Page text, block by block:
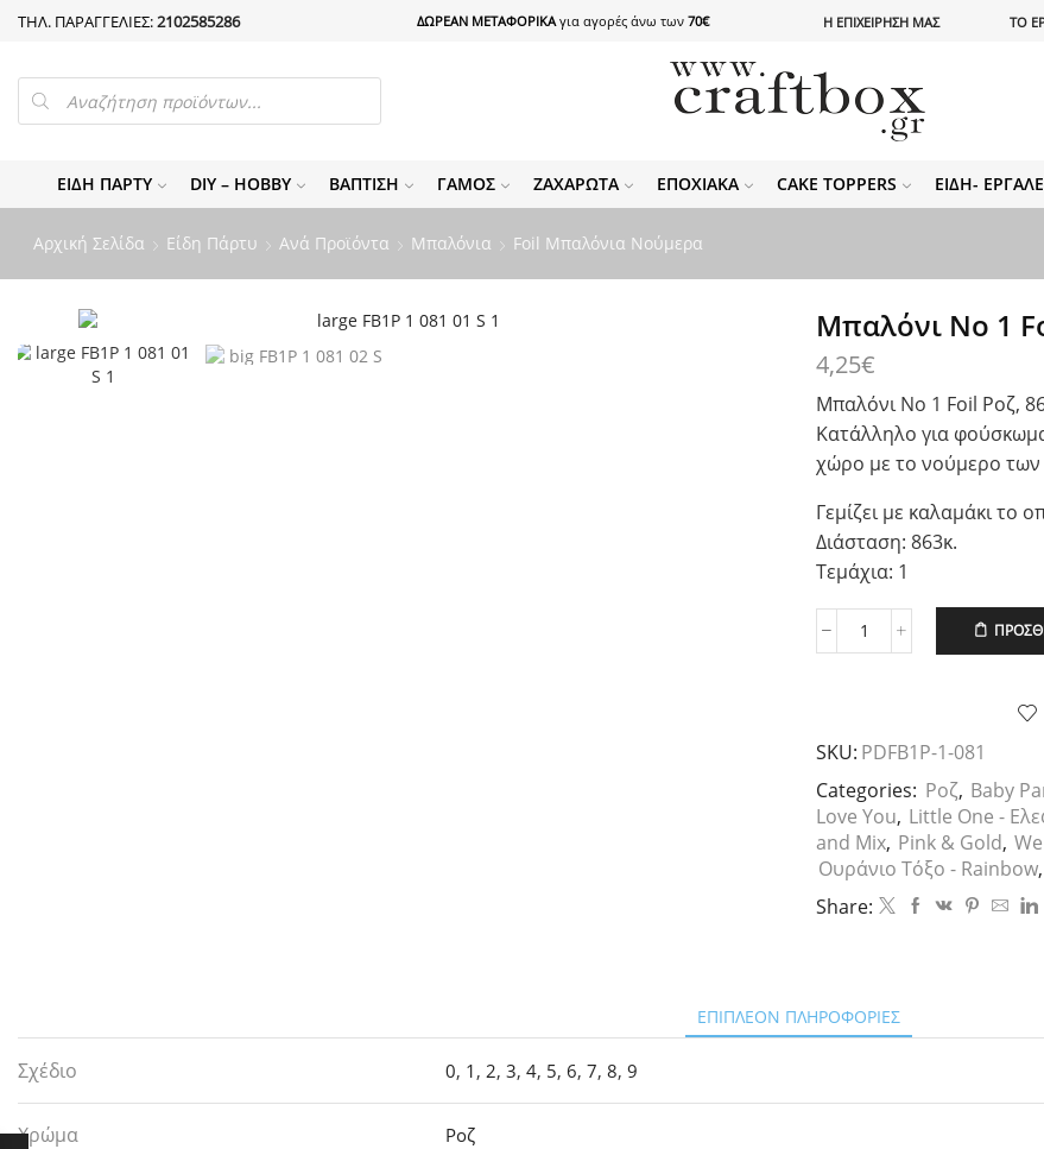
ΤΗΛ. ΠΑΡΑΓΓΕΛΙΕΣ:2102585286 ΔΩΡΕΑΝ ΜΕΤΑΦΟΡΙΚΑ για αγορές άνω των 70€ Η ΕΠΙΧΕΙΡΗΣΗ ΜΑΣ ΤΟ
PRODUCTS
SEARCH
ΕΊΔΗ ΠΆΡΤΥ DIY – HOBBY ΒΆΠΤΙΣΗ ΓΆΜΟΣ ΖΑΧΑΡΩΤΆ ΕΠΟΧΙΑΚΆ CAKE TOPPERS ΕΊΔΗ-
Αρχική Σελίδα Είδη Πάρτυ Ανά Προϊόντα Μπαλόνια Foil Μπαλόνια Νούμερα
Μπαλόνι Νο 1
4,25€
Μπαλόνι Νο 1 Foil Ροζ,
Κατάλληλο για
χώρο με το νούμερο των
Γεμίζει με καλαμάκι το
Διάσταση: 863κ.
Τεμάχια: 1
Μπαλόνι
86εκ.
ποσότητα
SKU: PDFB1P-1-081
Categories: Ροζ, Baby
Love You, Little One -
and Mix, Pink & Gold,
Ουράνιο Τόξο - Rainbow,
Share:
ΕΠΙΠΛΈΟΝ ΠΛΗΡΟΦΟΡΊΕΣ
Σχέδιο 0, 1 , 2,3,4, 5,6,7,8,9
Χρώμα Ροζ